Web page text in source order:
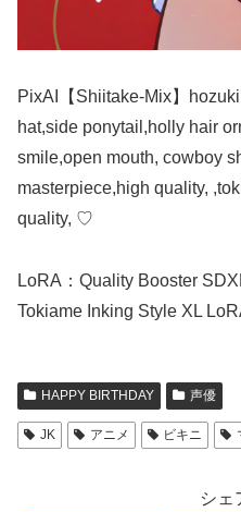
PixAI【Shiitake-Mix】
hat,side ponytail,holly hair
smile,open mouth, cowboy
masterpiece,high quality,
quality, ♡
LoRA：Quality Booster
Tokiame Inking Style XL
HAPPY BIRTHDAY 声優
JK アニメ ビキニ
シェ